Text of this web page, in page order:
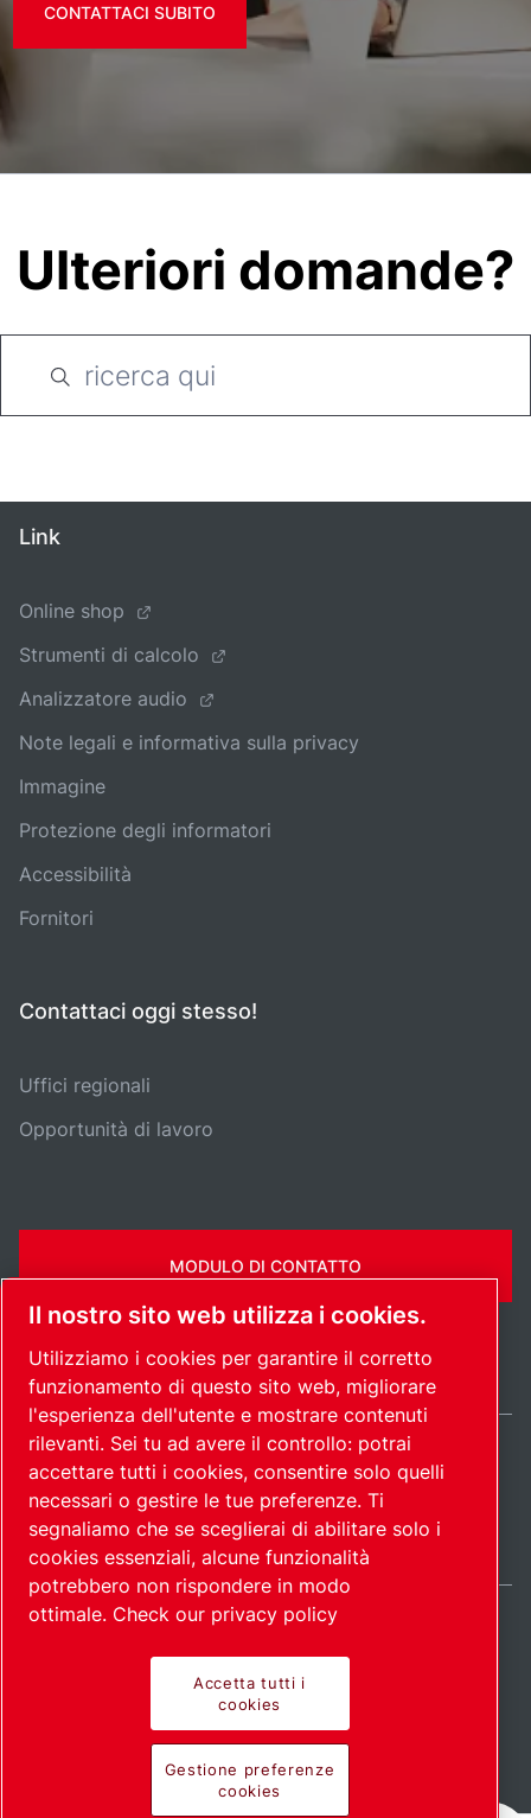
CONTATTACI SUBITO
Ulteriori domande?
Link
Online shop
Strumenti di calcolo
Analizzatore audio
Note legali e informativa sulla privacy
Immagine
Protezione degli informatori
Accessibilità
Fornitori
Contattaci oggi stesso!
Uffici regionali
Opportunità di lavoro
MODULO DI CONTATTO
Mappa del
sito
Gestione preferenze
cookies
© 2026
Copyright.
Italy / IT
Prodotti all'avanguardia.
Applicazione con
Il nostro sito web utilizza i cookies.
Utilizziamo i cookies per garantire il corretto
funzionamento di questo sito web, migliorare
l'esperienza dell'utente e mostrare contenuti
rilevanti. Sei tu ad avere il controllo: potrai
accettare tutti i cookies, consentire solo quelli
necessari o gestire le tue preferenze. Ti
segnaliamo che se sceglierai di abilitare solo i
cookies essenziali, alcune funzionalità
potrebbero non rispondere in modo
ottimale. Check our privacy policy
Accetta tutti i
cookies
Gestione preferenze
cookies